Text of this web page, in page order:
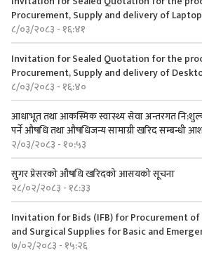
Procurement, Supply and delivery of Laptop
८/०३/२०८३ - १६:४१
Invitation for Sealed Quotation for the
Procurement, Supply and delivery of
८/०३/२०८३ - १६:४०
आधाभूत तथा आकस्मिक स्वास्थ्य सेवा अन्तरगत
पर्ने औषधि तथा औषधिजन्य सामाग्री खरिद सम्बन्धी
२/०३/२०८३ - १०:५३
सुगर प्रेसरको ‍औषधि खरिदको आसयको सूचना
२८/०२/२०८३ - १८:३३
Invitation for Bids (IFB) for Procurement
and Surgical Supplies for Basic and
७/०२/२०८३ - १५:२६